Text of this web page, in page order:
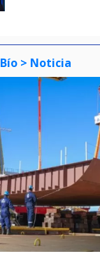
> Noticia